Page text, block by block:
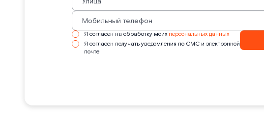
Я согласен на обработку моих персональных данных
Я согласен получать уведомления по СМС и электронной
почте